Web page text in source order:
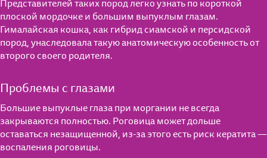
Для котят от 1 до 12 мес.
Для взрослых кошек
Влажные рационы
Сухие рационы
Мнение экспертов
Часто задаваемые вопросы
Полезные материалы
Поведение
Поведение
Представителей таких пород легко узнать по короткой
плоской мордочке и большим выпуклым глазам.
Гималайская кошка, как гибрид сиамской и персидской
пород, унаследовала такую анатомическую особенность от
второго своего родителя.
Проблемы с глазами
Большие выпуклые глаза при моргании не всегда
закрываются полностью. Роговица может дольше
оставаться незащищенной, из-за этого есть риск кератита —
воспаления роговицы.